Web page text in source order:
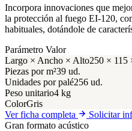
Incorpora innovaciones que
la protección al fuego EI-120,
habituales, dotándole de
Parámetro Valor
Largo × Ancho × Alto250 × 115
Piezas por m²39 ud.
Unidades por palé256 ud.
Peso unitario4 kg
ColorGris
Ver ficha completa
Solicitar
Gran formato acústico